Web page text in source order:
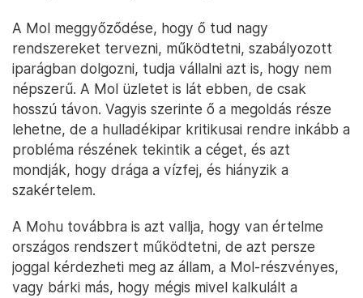
A Mol meggyőződése, hogy ő tud nagy
rendszereket tervezni, működtetni, szabályozott
iparágban dolgozni, tudja vállalni azt is, hogy nem
népszerű. A Mol üzletet is lát ebben, de csak
hosszú távon. Vagyis szerinte ő a megoldás része
lehetne, de a hulladékipar kritikusai rendre inkább a
probléma részének tekintik a céget, és azt
mondják, hogy drága a vízfej, és hiányzik a
szakértelem.
A Mohu továbbra is azt vallja, hogy van értelme
országos rendszert működtetni, de azt persze
joggal kérdezheti meg az állam, a Mol-részvényes,
vagy bárki más, hogy mégis mivel kalkulált a